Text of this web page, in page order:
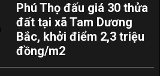
Phú Thọ đấu giá 30 thửa
đất tại xã Tam Dương
Bắc, khởi điểm 2,3 triệu
đồng/m2